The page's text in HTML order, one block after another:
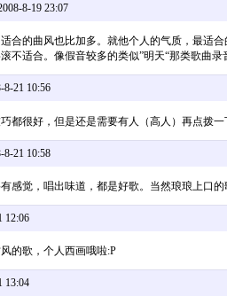
8-19 23:07
合的曲风也比加多。就他个人的气质，最适
不适合。像假音较多的类似”明天“那类歌曲
21 10:56
都很好，但是还是需要有人（高人）再点拨
21 10:58
感觉，唱出味道，都是好歌。当然琅琅上口
12:06
的歌，个人西画哦啦:P
13:04